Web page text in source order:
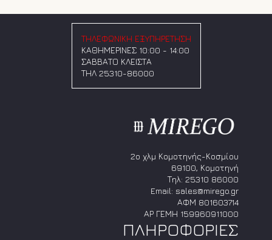
Οι
επιλογές
μπορούν
να
επιλεγούν
στη
σελίδα
ΤΗΛΕΦΩΝΙΚΗ ΕΞΥΠΗΡΕΤΗΣΗ
ΚΑΘΗΜΕΡΙΝΕΣ 10:00 - 14:00
ΣΑΒΒΑΤΟ ΚΛΕΙΣΤΑ
ΤΗΛ 25310-86000
2ο χλμ Κομοτηνής-Κοσμίου
69100, Κομοτηνή
Τηλ: 25310 86000
Email: sales@mirego.gr
ΑΦΜ 801603714
ΑΡ ΓΕΜΗ 159960911000
ΠΛΗΡΟΦΟΡΙΕΣ